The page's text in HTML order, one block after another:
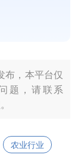
布，本平台仅
题，请联系
农业行业